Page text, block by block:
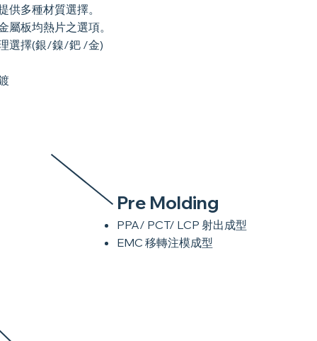
供多種材質選擇。
屬板均熱片之選項。
選擇(銀/鎳/鈀 /金)
Pre Molding
PPA/ PCT/ LCP 射出成型
EMC 移轉注模成型